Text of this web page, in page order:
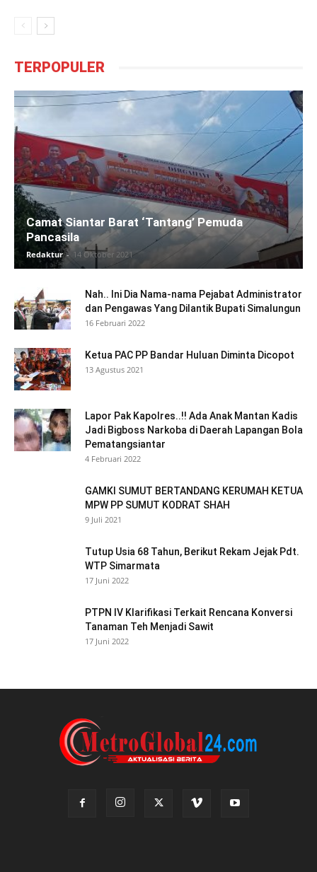
TERPOPULER
Camat Siantar Barat ‘Tantang’ Pemuda
Pancasila
Redaktur - 14 Oktober 2021
Nah.. Ini Dia Nama-nama Pejabat Administrator
dan Pengawas Yang Dilantik Bupati Simalungun
16 Februari 2022
Ketua PAC PP Bandar Huluan Diminta Dicopot
13 Agustus 2021
Lapor Pak Kapolres..!! Ada Anak Mantan Kadis
Jadi Bigboss Narkoba di Daerah Lapangan Bola
Pematangsiantar
4 Februari 2022
GAMKI SUMUT BERTANDANG KERUMAH KETUA
MPW PP SUMUT KODRAT SHAH
9 Juli 2021
Tutup Usia 68 Tahun, Berikut Rekam Jejak Pdt.
WTP Simarmata
17 Juni 2022
PTPN IV Klarifikasi Terkait Rencana Konversi
Tanaman Teh Menjadi Sawit
17 Juni 2022